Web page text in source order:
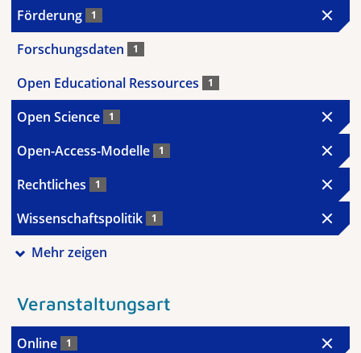
Förderung 1
Forschungsdaten 1
Open Educational Ressources 1
Open Science 1
Open-Access-Modelle 1
Rechtliches 1
Wissenschaftspolitik 1
Mehr zeigen
Veranstaltungsart
Online 1